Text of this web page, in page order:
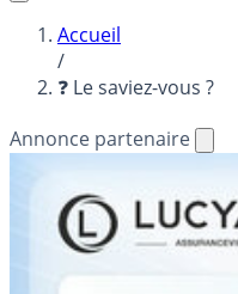
Accueil
/
❓ Le saviez-vous ?
Annonce partenaire